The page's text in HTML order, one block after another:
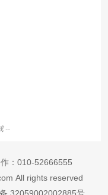
--
： 010-52666555
All rights reserved
32059002002885号